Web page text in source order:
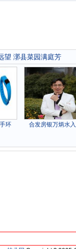
望 漷县菜园满庭芳
环 合发房银万炳水